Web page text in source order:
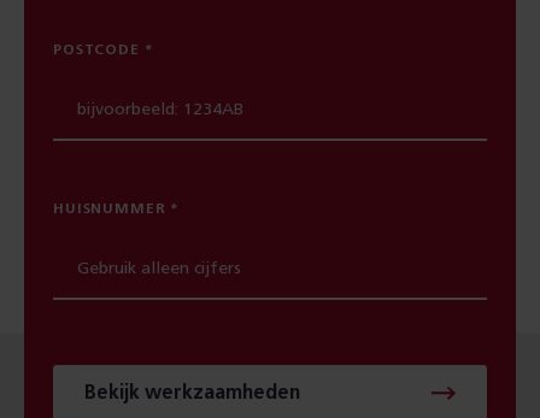
POSTCODE
HUISNUMMER
Bekijk werkzaamheden